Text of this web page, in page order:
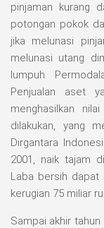
pinjaman kurang
potongan pokok
jika melunasi
melunasi utang
lumpuh.
Penjualan aset
menghasilkan
dilakukan, yang
Dirgantara
2001, naik tajam
Laba bersih
kerugian 75 miliar
Sampai akhir